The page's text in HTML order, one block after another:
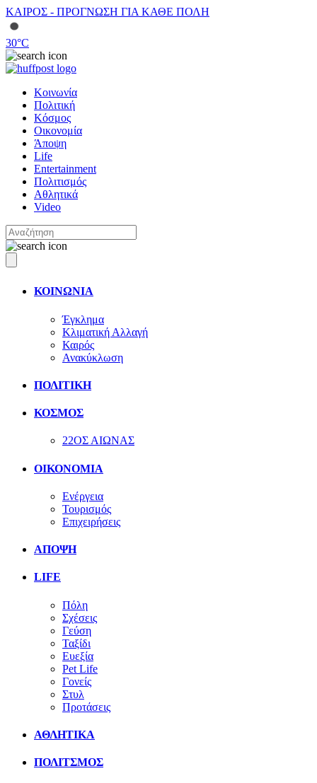
ΚΑΙΡΟΣ - ΠΡΟΓΝΩΣΗ ΓΙΑ ΚΑΘΕ ΠΟΛΗ
30°C
Κοινωνία
Πολιτική
Κόσμος
Οικονομία
Άποψη
Life
Entertainment
Πολιτισμός
Αθλητικά
Video
ΚΟΙΝΩΝΙΑ
Έγκλημα
Κλιματική Αλλαγή
Καιρός
Ανακύκλωση
ΠΟΛΙΤΙΚΗ
ΚΟΣΜΟΣ
22ΟΣ ΑΙΩΝΑΣ
ΟΙΚΟΝΟΜΙΑ
Ενέργεια
Τουρισμός
Επιχειρήσεις
ΑΠΟΨΗ
LIFE
Πόλη
Σχέσεις
Γεύση
Ταξίδι
Ευεξία
Pet Life
Γονείς
Στυλ
Προτάσεις
ΑΘΛΗΤΙΚΑ
ΠΟΛΙΤΣΜΟΣ